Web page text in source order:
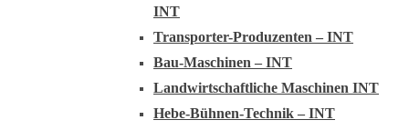
INT
Transporter-Produzenten – INT
Bau-Maschinen – INT
Landwirtschaftliche Maschinen INT
Hebe-Bühnen-Technik – INT